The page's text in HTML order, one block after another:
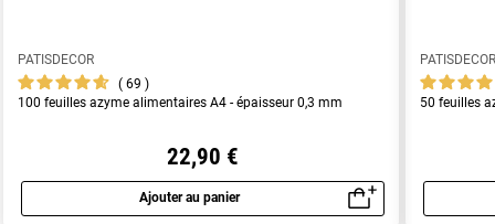
PATISDECOR
69
100 feuilles azyme alimentaires A4 - épaisseur 0,3 mm
22,90 €
Ajouter au panier
Aperçu rapide
50 feuilles